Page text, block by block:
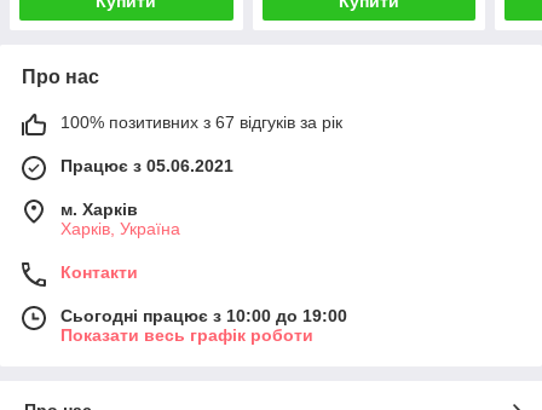
Про нас
100% позитивних з 67 відгуків за рік
Працює з 05.06.2021
м. Харків
Харків, Україна
Контакти
Сьогодні працює з 10:00 до 19:00
Показати весь графік роботи